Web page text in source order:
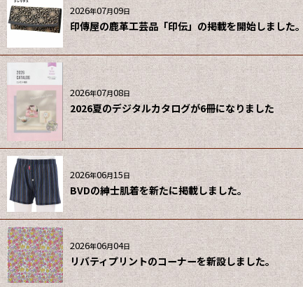
2026年07月09日
印傳屋の鹿革工芸品「印伝」の掲載を開始しました。
2026年07月08日
2026夏のデジタルカタログが6冊になりました
2026年06月15日
BVDの紳士肌着を新たに掲載しました。
2026年06月04日
リバティプリントのコーナーを新設しました。